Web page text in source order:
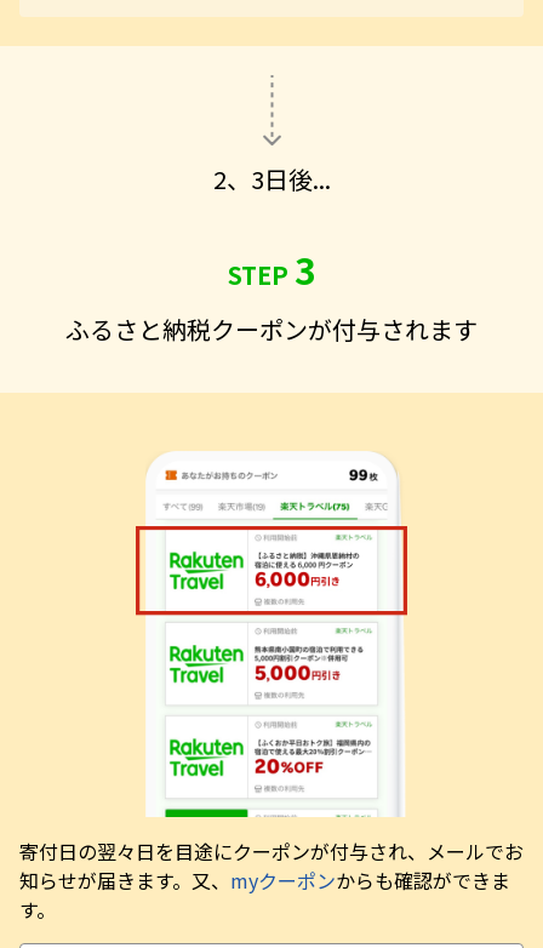
2、3日後...
STEP 3
ふるさと納税クーポンが付与されます
寄付日の翌々日を目途にクーポンが付与され、メールでお
知らせが届きます。又、 myクーポンからも確認ができま
す。